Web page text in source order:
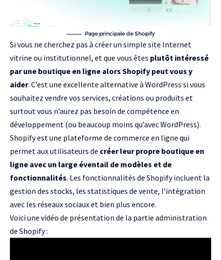
Page principale de Shopify
Si vous ne cherchez pas à créer un simple site Internet
vitrine ou institutionnel, et que vous êtes plutôt intéressé
par une boutique en ligne alors Shopify peut vous y
aider. C’est une excellente alternative à WordPress si vous
souhaitez vendre vos services, créations ou produits et
surtout vous n’aurez pas besoin de compétence en
développement (ou beaucoup moins qu’avec WordPress).
Shopify est une plateforme de commerce en ligne qui
permet aux utilisateurs de créer leur propre boutique en
ligne avec un large éventail de modèles et de
fonctionnalités. Les fonctionnalités de Shopify incluent la
gestion des stocks, les statistiques de vente, l’intégration
avec les réseaux sociaux et bien plus encore.
Voici une vidéo de présentation de la partie administration
de Shopify :